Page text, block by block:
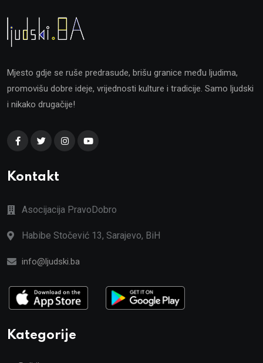
Mjesto gdje se ruše predrasude, brišu granice među ljudima,
promovišu dobre ideje, vrijednosti kulture i tradicije. Samo ljudski
i nikako drugačije!
Kontakt
Asocijacija PravoDobro
Habibe Stočević 13, Sarajevo, BiH
info@ljudski.ba
Kategorije